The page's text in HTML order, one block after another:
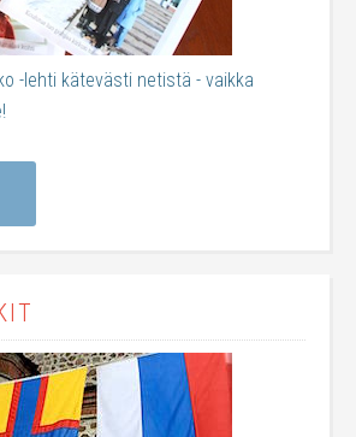
-lehti kätevästi netistä - vaikka